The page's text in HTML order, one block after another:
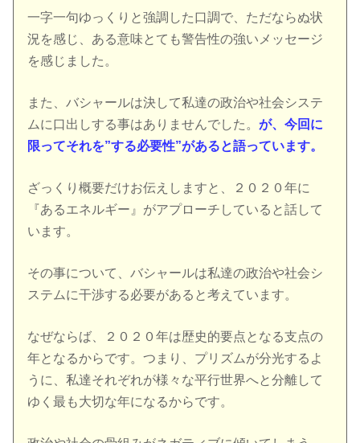
一字一句ゆっくりと強調した口調で、ただならぬ状
況を感じ、ある意味とても警告性の強いメッセージ
を感じました。
また、バシャールは決して私達の政治や社会システ
ムに口出しする事はありませんでした。 が、今回に
限ってそれを”する必要性”があると語っています。
ざっくり概要だけお伝えしますと、２０２０年に
『あるエネルギー』がアプローチしていると話して
います。
その事について、バシャールは私達の政治や社会シ
ステムに干渉する必要があると考えています。
なぜならば、２０２０年は歴史的要点となる支点の
年となるからです。つまり、プリズムが分光するよ
うに、私達それぞれが様々な平行世界へと分離して
ゆく最も大切な年になるからです。